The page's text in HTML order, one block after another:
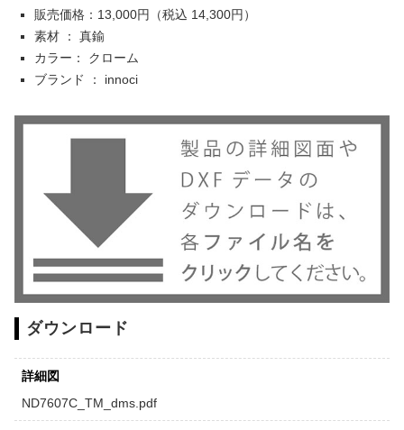
販売価格：13,000円（税込 14,300円）
素材 ： 真鍮
カラー： クローム
ブランド ： innoci
ダウンロード
詳細図
ND7607C_TM_dms.pdf